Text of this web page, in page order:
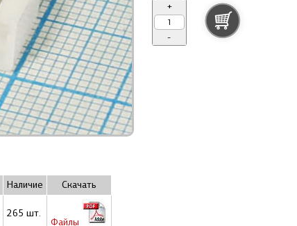
+
-
Наличие Скачать
265 шт.
Файлы